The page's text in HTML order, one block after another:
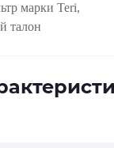
марки Teri,
талон